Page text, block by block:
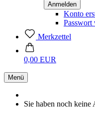
Konto
Passwort
Merkzettel
0,00 EUR
Menü
Sie haben noch